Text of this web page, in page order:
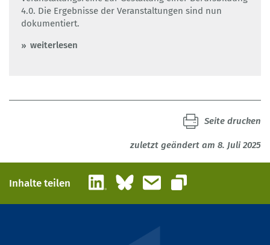
4.0. Die Ergebnisse der Veranstaltungen sind nun
dokumentiert.
weiterlesen
zuletzt geändert am 8. Juli 2025
Seite drucken
Inhalte teilen LinkedInBlueskyE-Mail
Link kopieren